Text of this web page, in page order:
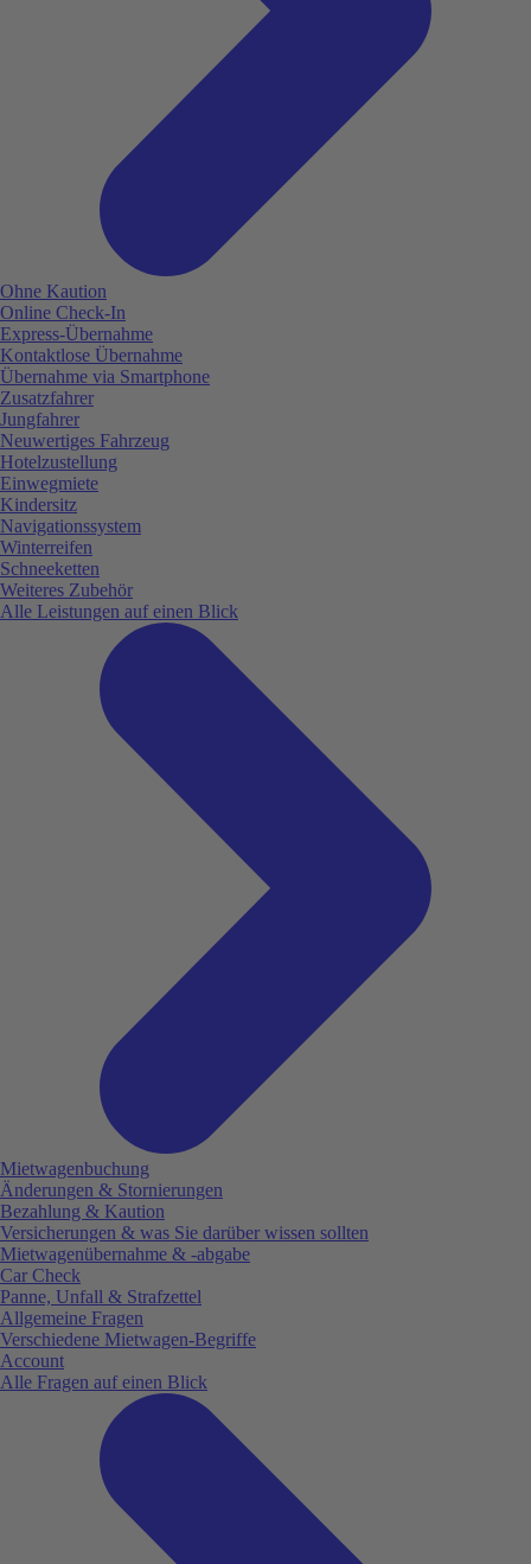
Ohne Kaution
Online Check-In
Express-Übernahme
Kontaktlose Übernahme
Übernahme via Smartphone
Zusatzfahrer
Jungfahrer
Neuwertiges Fahrzeug
Hotelzustellung
Einwegmiete
Kindersitz
Navigationssystem
Winterreifen
Schneeketten
Weiteres Zubehör
Alle Leistungen auf einen Blick
Mietwagenbuchung
Änderungen & Stornierungen
Bezahlung & Kaution
Versicherungen & was Sie darüber wissen sollten
Mietwagenübernahme & -abgabe
Car Check
Panne, Unfall & Strafzettel
Allgemeine Fragen
Verschiedene Mietwagen-Begriffe
Account
Alle Fragen auf einen Blick